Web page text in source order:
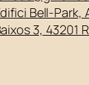
Bell-Park,
3, 43201